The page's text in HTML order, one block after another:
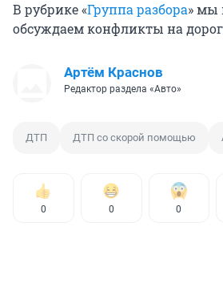
В рубрике «Группа разбора» мы
обсуждаем конфликты на
Артём Краснов
Редактор раздела «Авто»
ДТП ДТП со скорой помощью
0 0 0